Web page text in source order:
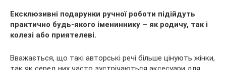
Ексклюзивні подарунки ручної роботи підійдуть
практично будь-якого імениннику – як родичу, так і
колезі або приятелеві.
Вважається, що такі авторські речі більше цінують жінки,